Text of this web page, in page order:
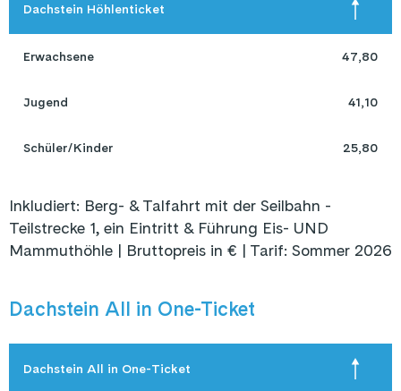
Dachstein Höhlenticket
Erwachsene 47,80
Jugend 41,10
Schüler/Kinder 25,80
Inkludiert: Berg- & Talfahrt mit der Seilbahn -
Teilstrecke 1, ein Eintritt & Führung Eis- UND
Mammuthöhle | Bruttopreis in € | Tarif: Sommer 2026
Dachstein All in One-Ticket
Dachstein All in One-Ticket